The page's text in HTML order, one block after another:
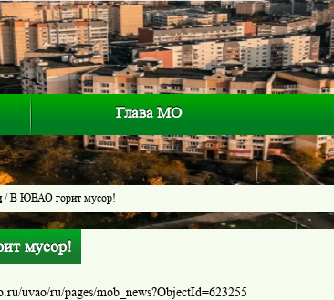
Глава МО
/ В ЮВАО горит мусор!
мусор!
uvao/ru/pages/mob_news?ObjectId=623255